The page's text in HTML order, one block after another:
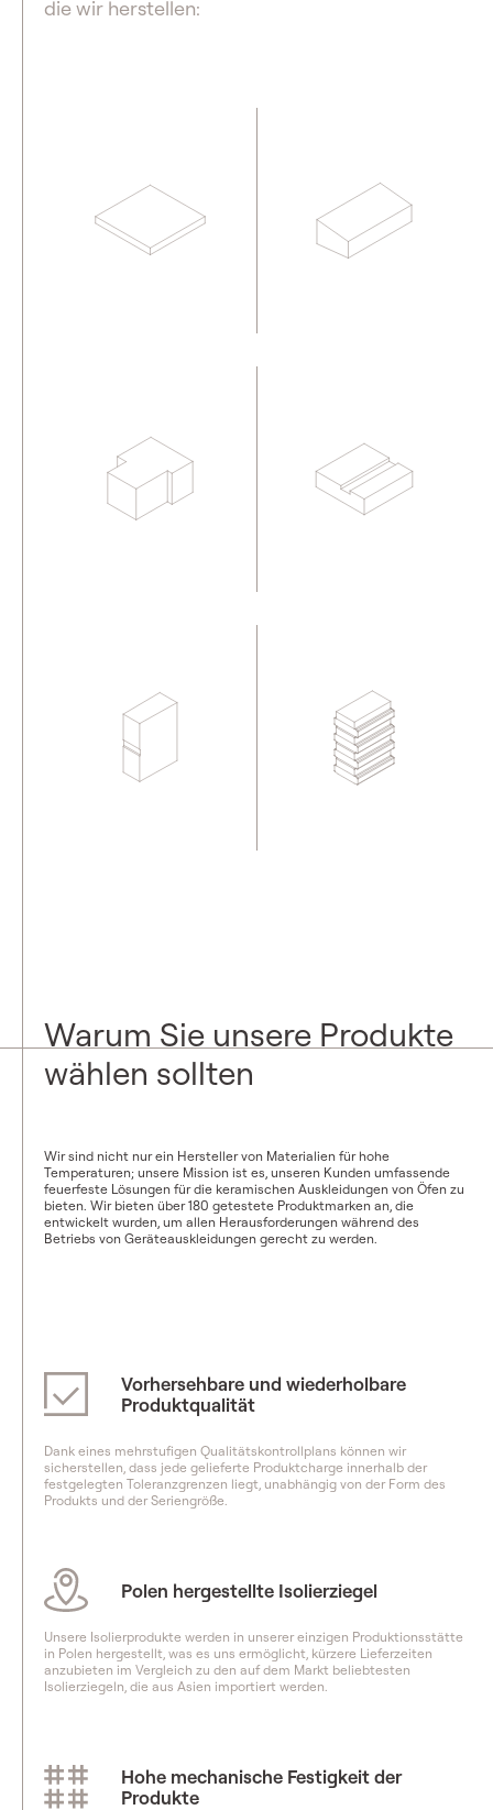
die wir herstellen:
Warum Sie unsere Produkte
wählen sollten
Wir sind nicht nur ein Hersteller von Materialien für hohe
Temperaturen; unsere Mission ist es, unseren Kunden umfassende
feuerfeste Lösungen für die keramischen Auskleidungen von Öfen zu
bieten. Wir bieten über 180 getestete Produktmarken an, die
entwickelt wurden, um allen Herausforderungen während des
Betriebs von Geräteauskleidungen gerecht zu werden.
Vorhersehbare und wiederholbare
Produktqualität
Dank eines mehrstufigen Qualitätskontrollplans können wir
sicherstellen, dass jede gelieferte Produktcharge innerhalb der
festgelegten Toleranzgrenzen liegt, unabhängig von der Form des
Produkts und der Seriengröße.
Polen hergestellte Isolierziegel
Unsere Isolierprodukte werden in unserer einzigen Produktionsstätte
in Polen hergestellt, was es uns ermöglicht, kürzere Lieferzeiten
anzubieten im Vergleich zu den auf dem Markt beliebtesten
Isolierziegeln, die aus Asien importiert werden.
Hohe mechanische Festigkeit der
Produkte